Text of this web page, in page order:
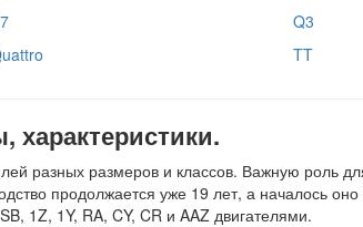
Q3
TT
разных размеров и классов. Важную роль
продолжается уже 19 лет, а началось
1Z, 1Y, RA, CY, CR и AAZ двигателями.